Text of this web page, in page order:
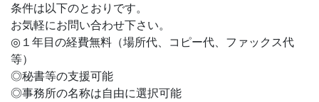
条件は以下のとおりです。
お気軽にお問い合わせ下さい。
◎１年目の経費無料（場所代、コピー代、ファックス代
等）
◎秘書等の支援可能
◎事務所の名称は自由に選択可能